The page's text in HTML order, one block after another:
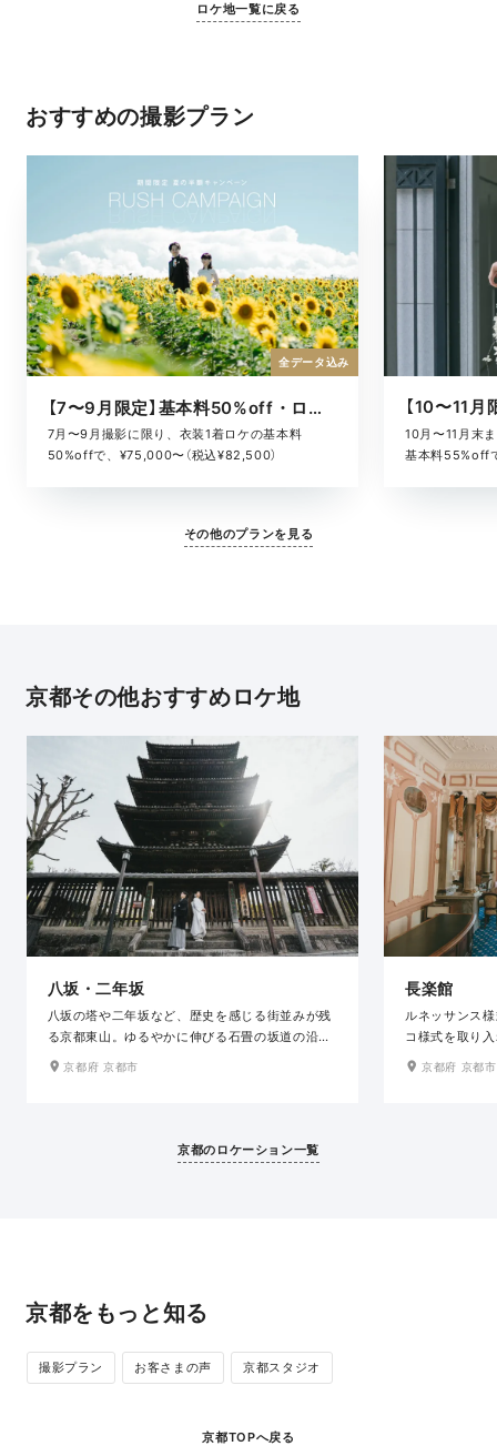
ロケ地一覧に戻る
おすすめの撮影プラン
【7〜9月限定】基本料50%off・ロケキャンペーン
7月〜9月撮影に限り、衣装1着ロケの基本料
50%offで、¥75,000〜（税込¥82,500）
全データ込み
10月〜11月末
基本料55%off
その他のプランを見る
京都その他おすすめロケ地
八坂・二年坂
八坂の塔や二年坂など、歴史を感じる街並みが残
る京都東山。ゆるやかに伸びる石畳の坂道の沿道
には、陶磁器店や料亭など風情ある佇まいの建物
京都府 京都市
長楽館
ルネッサンス
コ様式を取り
ど、格調高い
京都府 京都市
京都のロケーション一覧
京都をもっと知る
撮影プラン お客さまの声 京都スタジオ
京都TOPへ戻る